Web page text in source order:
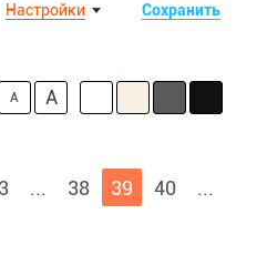
Сохранить
Настройки
A A
3 ... 38 39 40
...